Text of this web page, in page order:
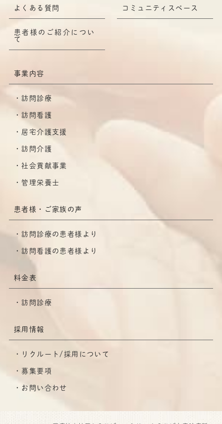
よくある質問 コミュニティスペース
患者様のご紹介につい
て
事業内容
訪問診療
訪問看護
居宅介護支援
訪問介護
社会貢献事業
管理栄養士
患者様・ご家族の声
訪問診療の患者様より
訪問看護の患者様より
料金表
訪問診療
採用情報
リクルート/採用について
募集要項
お問い合わせ